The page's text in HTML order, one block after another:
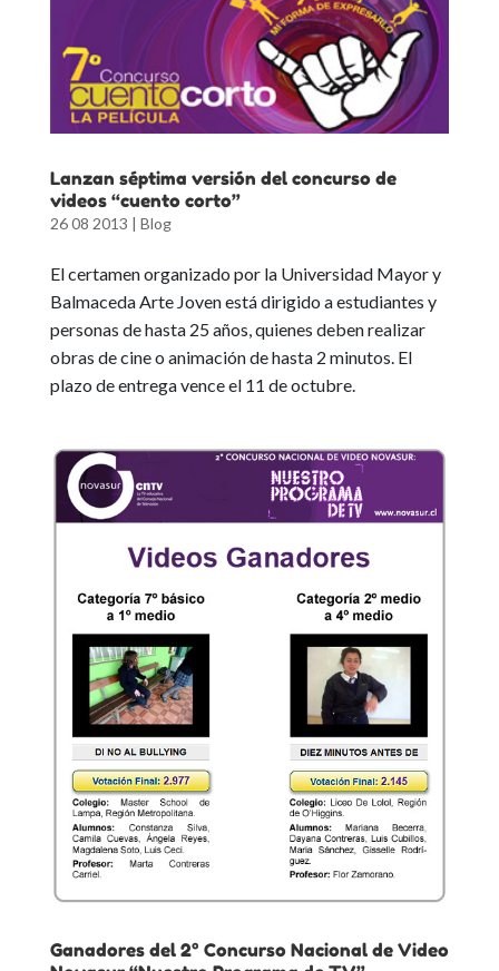
Lanzan séptima versión del concurso de
videos “cuento corto”
26 08 2013 | Blog
El certamen organizado por la Universidad Mayor y
Balmaceda Arte Joven está dirigido a estudiantes y
personas de hasta 25 años, quienes deben realizar
obras de cine o animación de hasta 2 minutos. El
plazo de entrega vence el 11 de octubre.
Ganadores del 2° Concurso Nacional de Video